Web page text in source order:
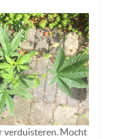
verduisteren. Mocht